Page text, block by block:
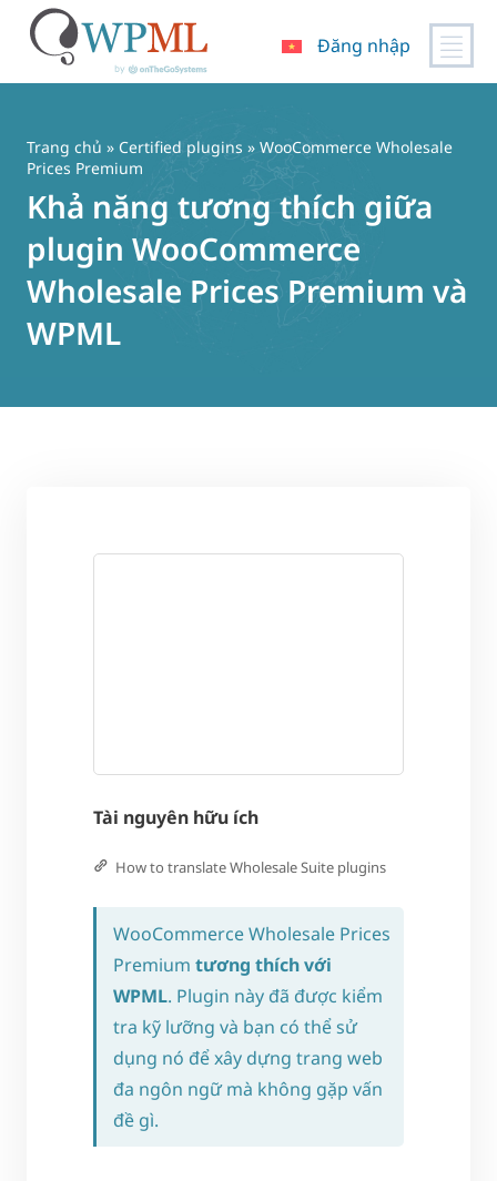
dung
Đăng nhập
Trang chủ » Certified plugins » WooCommerce Wholesale
Prices Premium
Khả năng tương thích giữa
plugin WooCommerce
Wholesale Prices Premium và
WPML
Tài nguyên hữu ích
How to translate Wholesale Suite plugins
WooCommerce Wholesale Prices
Premium tương thích với
WPML. Plugin này đã được kiểm
tra kỹ lưỡng và bạn có thể sử
dụng nó để xây dựng trang web
đa ngôn ngữ mà không gặp vấn
đề gì.